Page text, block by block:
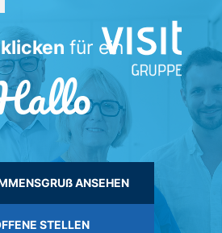
für ein
ANSEHEN
STELLEN